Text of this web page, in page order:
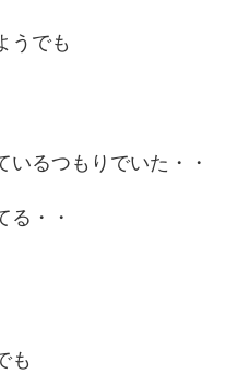
うでも
るつもりでいた・・
る・・
も